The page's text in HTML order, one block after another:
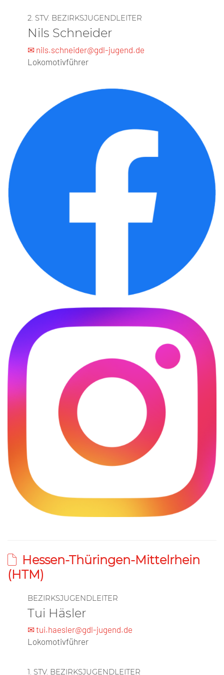
2. STV. BEZIRKSJUGENDLEITER
Nils Schneider
✉ nils.schneider@gdl-jugend.de
Lokomotivführer
Hessen-Thüringen-Mittelrhein
(HTM)
BEZIRKSJUGENDLEITER
Tui Häsler
✉ tui.haesler@gdl-jugend.de
Lokomotivführer
1. STV. BEZIRKSJUGENDLEITER